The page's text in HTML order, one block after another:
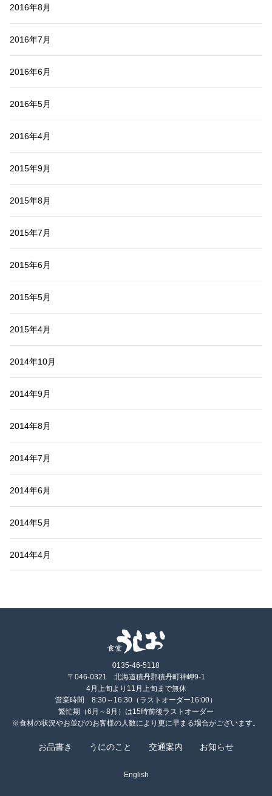
2016年8月
2016年7月
2016年6月
2016年5月
2016年4月
2015年9月
2015年8月
2015年7月
2015年6月
2015年5月
2015年4月
2014年10月
2014年9月
2014年8月
2014年7月
2014年6月
2014年5月
2014年4月
0135-46-5118
〒046-0321 北海道積丹郡積丹町神岬9-1
4月上旬より11月上旬まで無休
営業時間 8:30～16:30（ラストオーダー16:00）
繁忙期（6月～8月）は15時前後ラストオーダー
※食材の状況やお並びのお客様の人数により更に早まる場合がございます。
お品書き うにのこと 交通案内 お知らせ
English